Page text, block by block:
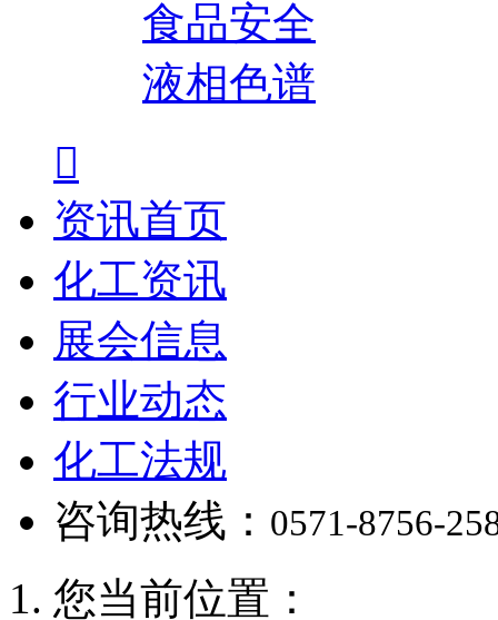
食品安全
液相色谱

资讯首页
化工资讯
展会信息
行业动态
化工法规
咨询热线： 0571-8756-
您当前位置：